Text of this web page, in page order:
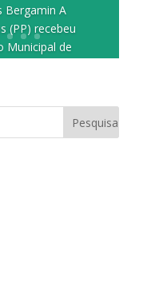
Bergamin A
(PP) recebeu
Municipal de